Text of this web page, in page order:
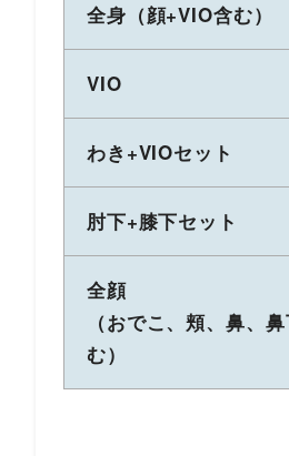
全身（顔+VIO含む）
VIO
わき+VIOセット
肘下+膝下セット
全顔
（おでこ、頬、鼻、
む）